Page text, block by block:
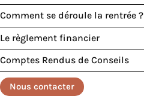
Comment se déroule la rentrée ?
Le règlement financier
Comptes Rendus de Conseils
Nous contacter